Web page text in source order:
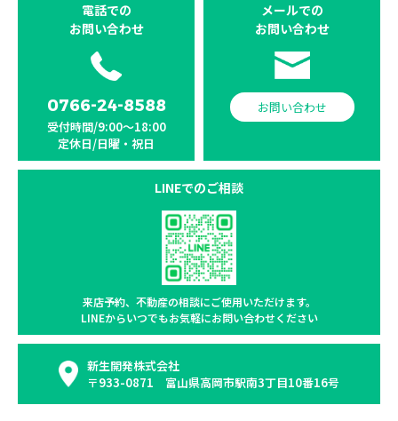
電話での
お問い合わせ
0766-24-8588
受付時間/9:00〜18:00
定休日/日曜・祝日
メールでの
お問い合わせ
お問い合わせ
LINEでのご相談
来店予約、不動産の相談にご使用いただけます。
LINEからいつでもお気軽にお問い合わせください
新生開発株式会社
〒933-0871 富山県高岡市駅南3丁目10番16号